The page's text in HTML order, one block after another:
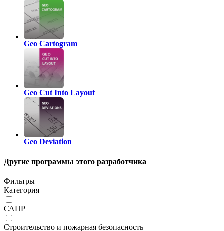
Geo Cartogram
Geo Cut Into Layout
Geo Deviation
Другие программы этого разработчика
Фильтры
Категория
САПР
Строительство и пожарная безопасность